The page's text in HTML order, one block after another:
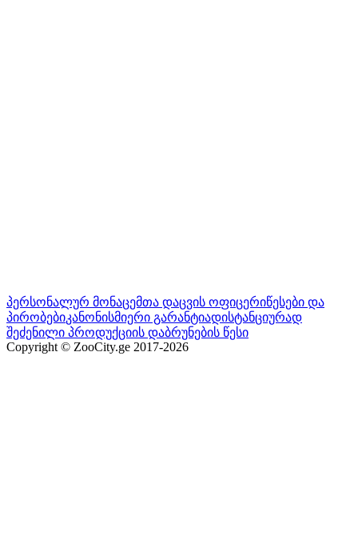
პერსონალურ მონაცემთა დაცვის ოფიცერიწესები და
პირობებიკანონისმიერი გარანტიადისტანციურად
შეძენილი პროდუქციის დაბრუნების წესი
Copyright © ZooCity.ge 2017-2026